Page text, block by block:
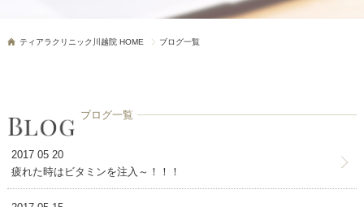
ティアラクリニック川越院 HOME ブログ一覧
ブログ一覧
2017 05 20
疲れた時はビタミンを注入～！！！